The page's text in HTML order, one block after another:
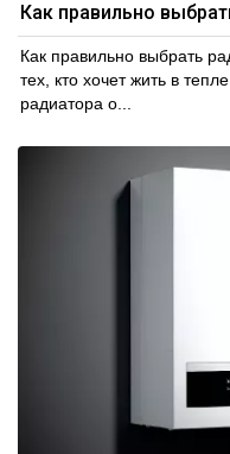
Как правильно
Как правильно выбрать
тех, кто хочет жить в
радиатора о...